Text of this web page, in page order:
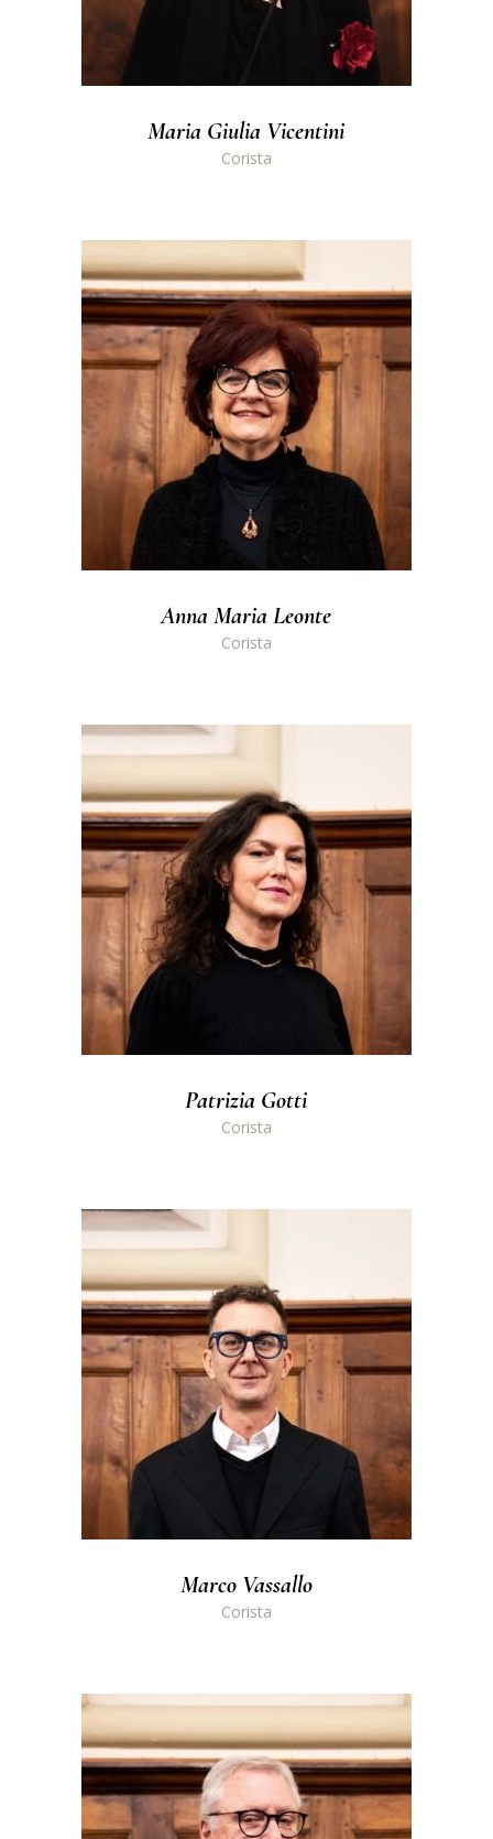
Maria Giulia Vicentini
Corista
Anna Maria Leonte
Corista
Patrizia Gotti
Corista
Marco Vassallo
Corista